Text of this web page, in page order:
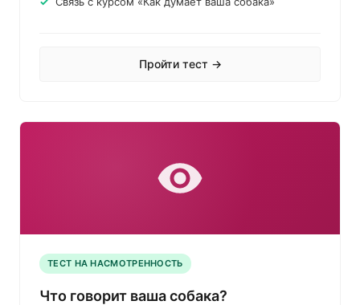
Пройти тест →
ТЕСТ НА НАСМОТРЕННОСТЬ
Что говорит ваша собака?